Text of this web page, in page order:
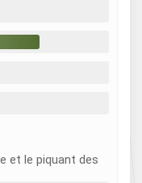
et le piquant des